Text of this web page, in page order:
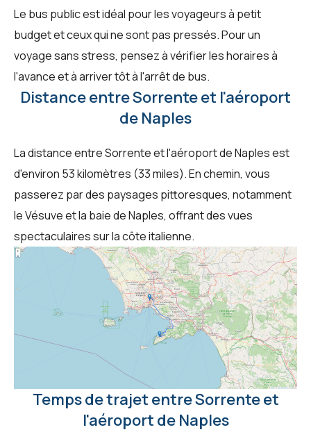
Le bus public est idéal pour les voyageurs à petit
budget et ceux qui ne sont pas pressés. Pour un
voyage sans stress, pensez à vérifier les horaires à
l'avance et à arriver tôt à l'arrêt de bus.
Distance entre Sorrente et l'aéroport
de Naples
La distance entre Sorrente et l'aéroport de Naples est
d'environ 53 kilomètres (33 miles). En chemin, vous
passerez par des paysages pittoresques, notamment
le Vésuve et la baie de Naples, offrant des vues
spectaculaires sur la côte italienne.
Temps de trajet entre Sorrente et
l'aéroport de Naples